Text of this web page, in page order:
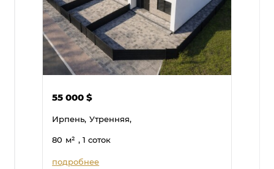
55 000$
Ирпень, Утренняя,
80 м² , 1 соток
подробнее